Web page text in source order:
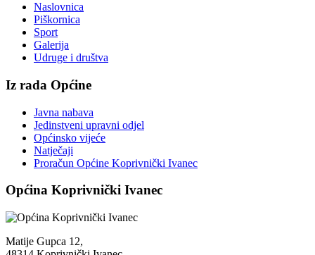
Naslovnica
Piškornica
Sport
Galerija
Udruge i društva
Iz rada Općine
Javna nabava
Jedinstveni upravni odjel
Općinsko vijeće
Natječaji
Proračun Općine Koprivnički Ivanec
Općina Koprivnički Ivanec
Matije Gupca 12,